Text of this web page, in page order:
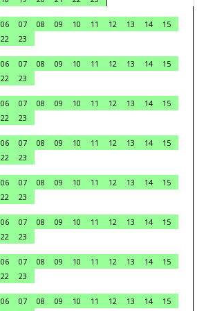
06 07 08 09 10 11 12 13 14
15
22
23
06 07 08 09 10 11 12 13 14
15
22
23
06 07 08 09 10 11 12 13 14
15
22
23
06 07 08 09 10 11 12 13 14
15
22
23
06 07 08 09 10 11 12 13 14
15
22
23
06 07 08 09 10 11 12 13 14
15
22
23
06 07 08 09 10 11 12 13 14
15
22
23
06 07 08 09 10 11 12 13 14
15